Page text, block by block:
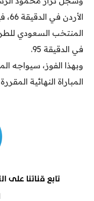
المنتخب السعودي
في الدقيقة 95.
وبهذا الفوز، سيواجه
المباراة النهائية المقررة يوم 18 ديسمبر